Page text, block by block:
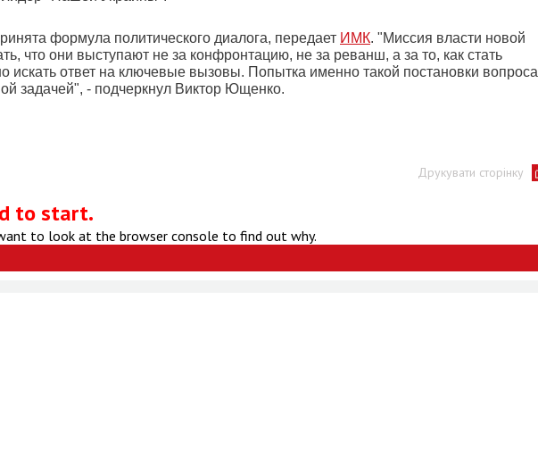
формула политического диалога, передает ИМК. "Миссия власти новой
что они выступают не за конфронтацию, не за реванш, а за то, как стать
искать ответ на ключевые вызовы. Попытка именно такой постановки вопроса
задачей", - подчеркнул Виктор Ющенко.
Друкувати сторінку
to start.
to look at the browser console to find out why.